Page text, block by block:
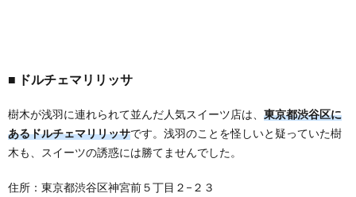
ドルチェマリリッサ
樹木が浅羽に連れられて並んだ人気スイーツ店は、 東京都渋谷区に
あるドルチェマリリッサです。浅羽のことを怪しいと疑っていた樹
木も、スイーツの誘惑には勝てませんでした。
住所：東京都渋谷区神宮前５丁目２−２３